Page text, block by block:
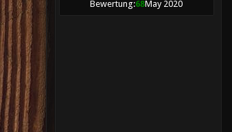
May 2020
Bewertung:68